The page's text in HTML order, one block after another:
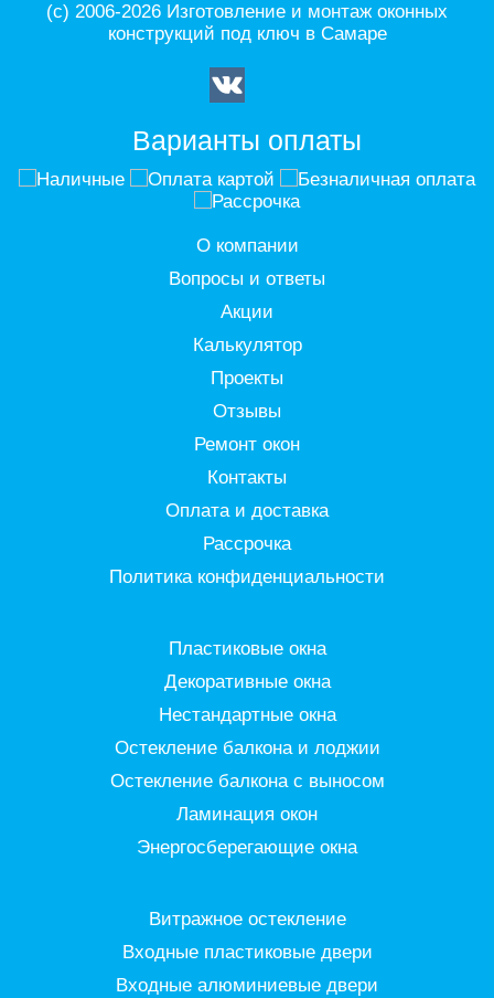
(с) 2006-2026 Изготовление и монтаж оконных
конструкций под ключ в Самаре
Варианты оплаты
О компании
Вопросы и ответы
Акции
Калькулятор
Проекты
Отзывы
Ремонт окон
Контакты
Оплата и доставка
Рассрочка
Политика конфиденциальности
Пластиковые окна
Декоративные окна
Нестандартные окна
Остекление балкона и лоджии
Остекление балкона с выносом
Ламинация окон
Энергосберегающие окна
Витражное остекление
Входные пластиковые двери
Входные алюминиевые двери